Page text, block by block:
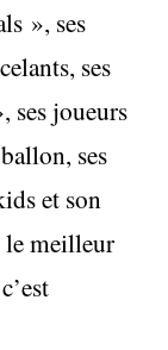
», ses
ses
ses joueurs
ses
et son
le meilleur